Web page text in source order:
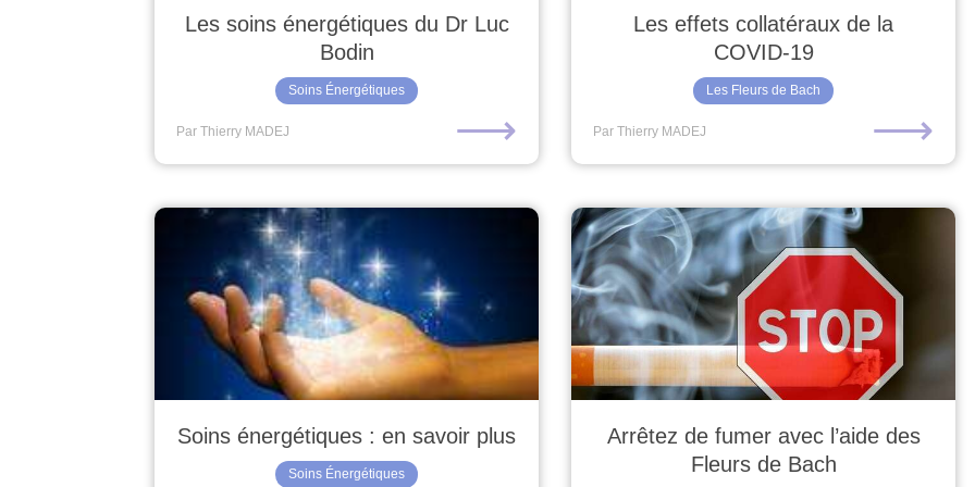
Les soins énergétiques du Dr Luc
Bodin
Soins Énergétiques
Par Thierry MADEJ ⟶
Les effets collatéraux de la
COVID-19
Les Fleurs de Bach
Par Thierry MADEJ ⟶
Soins énergétiques : en savoir plus
Soins Énergétiques
Arrêtez de fumer avec l’aide des
Fleurs de Bach